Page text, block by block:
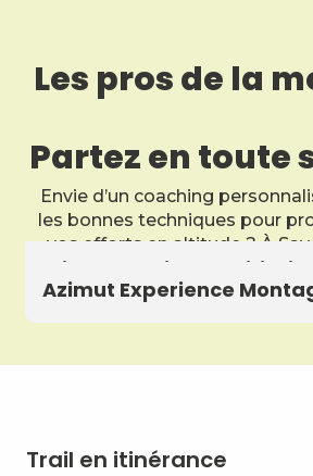
Les pros de la
Partez en toute
Envie d’un coaching
les bonnes techniques pour
vos efforts en altitude ? À
et dans tout le
professionnels passionnés
Alice Mandrillon - Initiation
trail dans les Bauges
Azimut Experience
Trail en itinérance